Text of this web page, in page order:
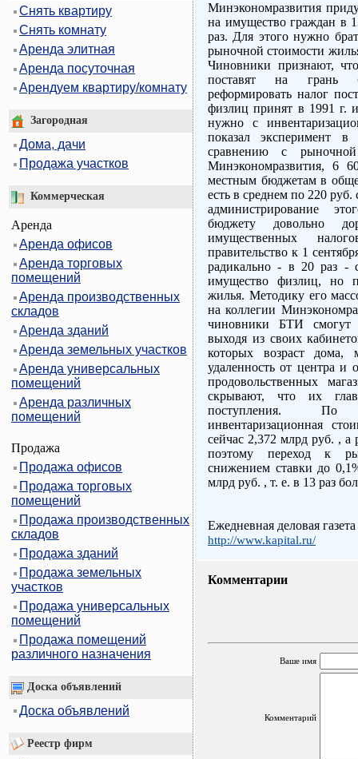
Снять квартиру
Снять комнату
Аренда элитная
Аренда посуточная
Арендуем квартиру/комнату
Загородная
Дома, дачи
Продажа участков
Коммерческая
Аренда
Аренда офисов
Аренда торговых
помещений
Аренда производственных
складов
Аренда зданий
Аренда земельных участков
Аренда универсальных
помещений
Аренда различных
помещений
Продажа
Продажа офисов
Продажа торговых
помещений
Продажа производственных
складов
Продажа зданий
Продажа земельных
участков
Продажа универсальных
помещений
Продажа помещений
различного назначения
Доска объявлений
Доска объявлений
Реестр фирм
Минэкономразвития
на имущество граждан в
раз. Для этого нужно
рыночной стоимости
Чиновники признают,
поставят на грань
реформировать налог
физлиц принят в 1991 г.
нужно с
показал эксперимент
сравнению с
Минэкономразвития, 6
местным бюджетам в
есть в среднем по 220
администрирование
бюджету довольно
имущественных
правительство к 1
радикально - в 20 раз -
имущество физлиц, но
жилья. Методику его
на коллегии
чиновники БТИ смогут
выходя из своих
которых возраст дома,
удаленность от центра и
продовольственных
скрывают, что их
поступления. По
инвентаризационная
сейчас 2,372 млрд руб. ,
поэтому переход к
снижением ставки до
млрд руб. , т. е. в 13 раз
Ежедневная деловая
http://www.kapital.ru/
Комментарии
Ваше имя
Комментарий